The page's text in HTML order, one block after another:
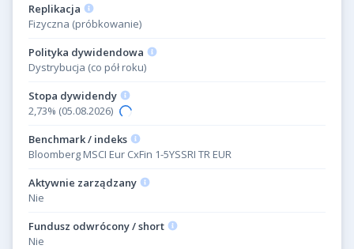
Replikacja
Fizyczna (próbkowanie)
Polityka dywidendowa
Dystrybucja (co pół roku)
Stopa dywidendy
2,73% (05.08.2026)
Benchmark / indeks
Bloomberg MSCI Eur CxFin 1-5YSSRI TR EUR
Aktywnie zarządzany
Nie
Fundusz odwrócony / short
Nie